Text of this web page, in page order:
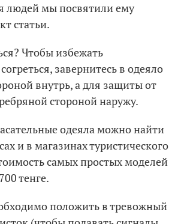
людей мы посвятили ему
статьи.
Чтобы избежать
завернитесь в одеяло
внутрь, а для защиты от
стороной наружу.
одеяла можно найти
и в магазинах туристического
самых простых моделей
тенге.
положить в тревожный